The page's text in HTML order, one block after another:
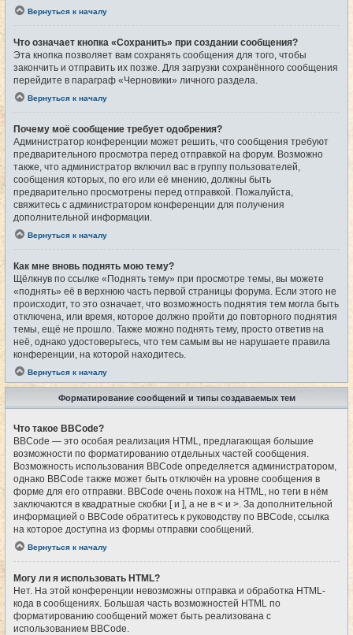
Вернуться к началу
Что означает кнопка «Сохранить» при создании сообщения?
Эта кнопка позволяет вам сохранять сообщения для того, чтобы
закончить и отправить их позже. Для загрузки сохранённого сообщения
перейдите в параграф «Черновики» личного раздела.
Вернуться к началу
Почему моё сообщение требует одобрения?
Администратор конференции может решить, что сообщения требуют
предварительного просмотра перед отправкой на форум. Возможно
также, что администратор включил вас в группу пользователей,
сообщения которых, по его или её мнению, должны быть
предварительно просмотрены перед отправкой. Пожалуйста,
свяжитесь с администратором конференции для получения
дополнительной информации.
Вернуться к началу
Как мне вновь поднять мою тему?
Щёлкнув по ссылке «Поднять тему» при просмотре темы, вы можете
«поднять» её в верхнюю часть первой страницы форума. Если этого не
происходит, то это означает, что возможность поднятия тем могла быть
отключена, или время, которое должно пройти до повторного поднятия
темы, ещё не прошло. Также можно поднять тему, просто ответив на
неё, однако удостоверьтесь, что тем самым вы не нарушаете правила
конференции, на которой находитесь.
Вернуться к началу
Форматирование сообщений и типы создаваемых тем
Что такое BBCode?
BBCode — это особая реализация HTML, предлагающая большие
возможности по форматированию отдельных частей сообщения.
Возможность использования BBCode определяется администратором,
однако BBCode также может быть отключён на уровне сообщения в
форме для его отправки. BBCode очень похож на HTML, но теги в нём
заключаются в квадратные скобки [ и ], а не в < и >. За дополнительной
информацией о BBCode обратитесь к руководству по BBCode, ссылка
на которое доступна из формы отправки сообщений.
Вернуться к началу
Могу ли я использовать HTML?
Нет. На этой конференции невозможны отправка и обработка HTML-
кода в сообщениях. Большая часть возможностей HTML по
форматированию сообщений может быть реализована с
использованием BBCode.